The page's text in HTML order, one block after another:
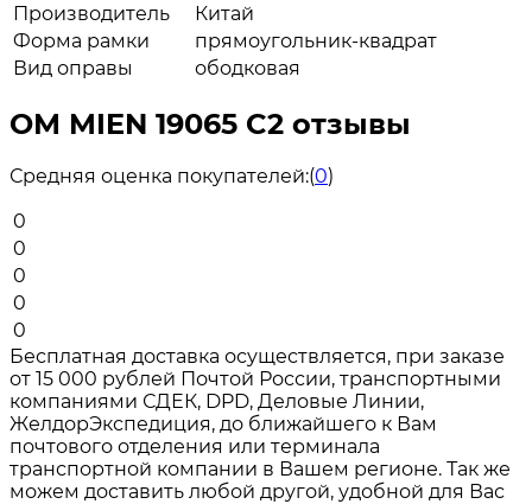
Производитель
Китай
Форма рамки
прямоугольник-квадрат
Вид оправы
ободковая
ОМ MIEN 19065 C2 отзывы
Средняя оценка покупателей:(0)
0
0
0
0
0
Бесплатная доставка осуществляется, при заказе
от 15 000 рублей Почтой России, транспортными
компаниями СДЕК, DPD, Деловые Линии,
ЖелдорЭкспедиция, до ближайшего к Вам
почтового отделения или терминала
транспортной компании в Вашем регионе. Так же
можем доставить любой другой, удобной для Вас